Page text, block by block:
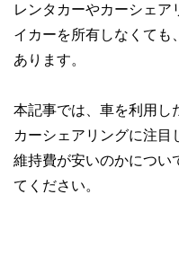
レンタカーやカーシェア
イカーを所有しなくても
あります。
本記事では、車を利用し
カーシェアリングに注目
維持費が安いのかについ
てください。